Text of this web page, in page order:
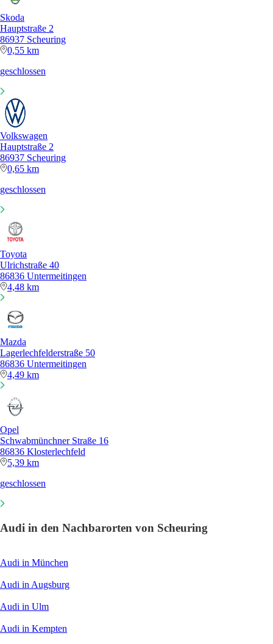
Skoda
Hauptstraße 2
86937 Scheuring
0,55 km
geschlossen
Volkswagen
Hauptstraße 2
86937 Scheuring
0,65 km
geschlossen
Toyota
Ulrichstraße 40
86836 Untermeitingen
4,48 km
Mazda
Lagerlechfelderstraße 50
86836 Untermeitingen
4,49 km
Opel
Schwabmünchner Straße 16
86836 Klosterlechfeld
5,39 km
geschlossen
Audi in den Nachbarorten von Scheuring
Audi in München
Audi in Augsburg
Audi in Ulm
Audi in Kempten